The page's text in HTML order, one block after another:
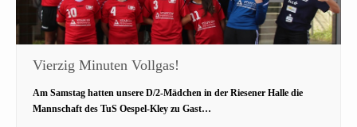
Vierzig Minuten Vollgas!
Am Samstag hatten unsere D/2-Mädchen in der Riesener Halle die
Mannschaft des TuS Oespel-Kley zu Gast…